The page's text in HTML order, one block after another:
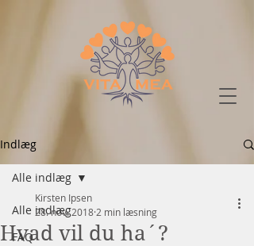
Indlæg
Alle indlæg
FAQ
Alle indlæg
Hvad vil du ha´?
Kirsten Ipsen
28. nov. 2018 2 min læsning